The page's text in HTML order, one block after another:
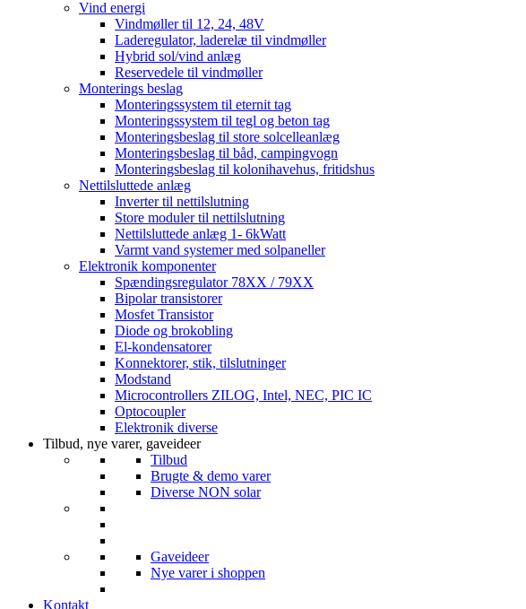
Vind energi
Vindmøller til 12, 24, 48V
Laderegulator, laderelæ til vindmøller
Hybrid sol/vind anlæg
Reservedele til vindmøller
Monterings beslag
Monteringssystem til eternit tag
Monteringssystem til tegl og beton tag
Monteringsbeslag til store solcelleanlæg
Monteringsbeslag til båd, campingvogn
Monteringsbeslag til kolonihavehus, fritidshus
Nettilsluttede anlæg
Inverter til nettilslutning
Store moduler til nettilslutning
Nettilsluttede anlæg 1- 6kWatt
Varmt vand systemer med solpaneller
Elektronik komponenter
Spændingsregulator 78XX / 79XX
Bipolar transistorer
Mosfet Transistor
Diode og brokobling
El-kondensatorer
Konnektorer, stik, tilslutninger
Modstand
Microcontrollers ZILOG, Intel, NEC, PIC IC
Optocoupler
Elektronik diverse
Tilbud, nye varer, gaveideer
Tilbud
Brugte & demo varer
Diverse NON solar
Gaveideer
Nye varer i shoppen
Kontakt